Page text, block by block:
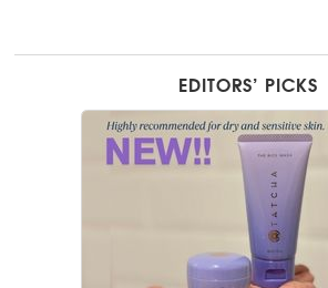
EDITORS’ PICKS